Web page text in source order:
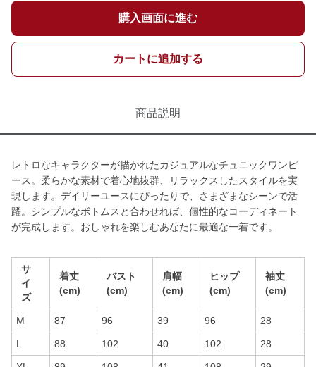
購入画面に進む
カートに追加する
商品説明
レトロなキャラクターが描かれたカジュアルなチュニックワンピ
ース。柔らかな素材で着心地抜群、リラックスしたスタイルを実
現します。デイリーユースにぴったりで、さまざまなシーンで活
躍。シンプルなボトムスと合わせれば、個性的なコーディネート
が完成します。おしゃれを楽しむあなたに最適な一着です。
サ
イ
ズ
着丈
(cm)
バスト
(cm)
肩幅
(cm)
ヒップ
(cm)
袖丈
(cm)
M 87 96 39 96 28
L 88 102 40 102 28